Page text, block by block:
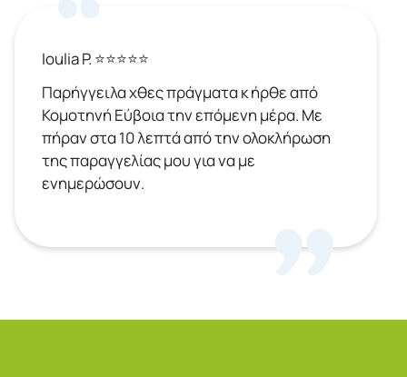
Ioulia P. ⭐⭐⭐⭐⭐
Παρήγγειλα χθες πράγματα κ ήρθε από
Κομοτηνή Εύβοια την επόμενη μέρα. Με
πήραν στα 10 λεπτά από την ολοκλήρωση
της παραγγελίας μου για να με
ενημερώσουν.